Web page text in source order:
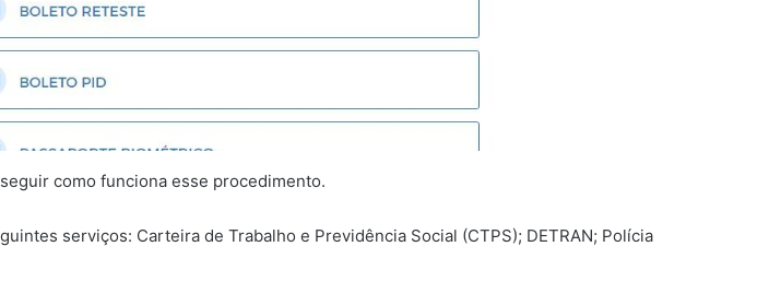
como funciona esse procedimento.
serviços: Carteira de Trabalho e Previdência Social (CTPS); DETRAN; Polícia